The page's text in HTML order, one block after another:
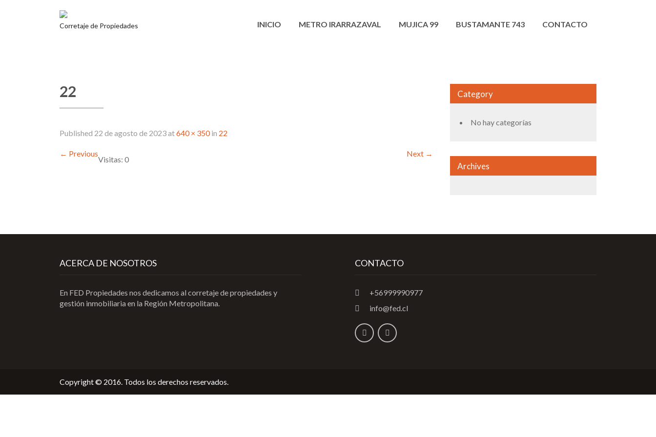
Corretaje de Propiedades INICIO METRO IRARRAZAVAL MUJICA 99 BUSTAMANTE 743 CONTACTO
22
Published 22 de agosto de 2023at640 × 350in 22
← Previous Next →
Visitas: 0
Category
No hay categorías
Archives
ACERCA DE NOSOTROS
En FED Propiedades nos dedicamos al corretaje de propiedades y
gestión inmobiliaria en la Región Metropolitana.
CONTACTO
+56999990977
info@fed.cl
Copyright © 2016. Todos los derechos reservados.